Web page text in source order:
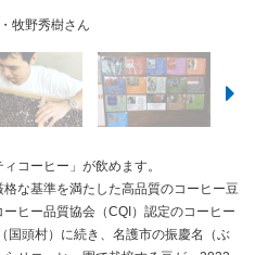
牧野秀樹さん
牧野秀樹さん
コーヒー」が飲めます。
な基準を満たした高品質のコーヒー豆
ヒー品質協会（CQI）認定のコーヒー
国頭村）に続き、名護市の振慶名（ぶ